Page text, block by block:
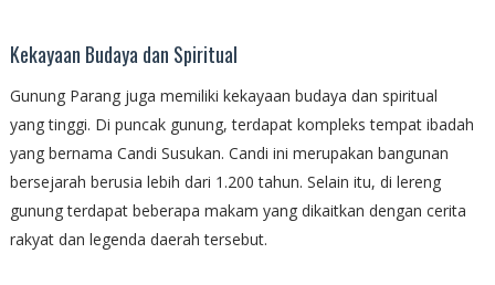
Kekayaan Budaya dan Spiritual
Gunung Parang juga memiliki kekayaan budaya dan spiritual
yang tinggi. Di puncak gunung, terdapat kompleks tempat ibadah
yang bernama Candi Susukan. Candi ini merupakan bangunan
bersejarah berusia lebih dari 1.200 tahun. Selain itu, di lereng
gunung terdapat beberapa makam yang dikaitkan dengan cerita
rakyat dan legenda daerah tersebut.